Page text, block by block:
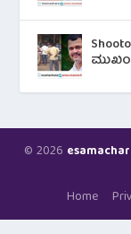
© 2026
Home